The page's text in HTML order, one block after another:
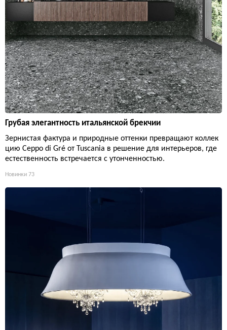
Грубая элегантность итальянской брекчии
Зернистая фактура и природные оттенки превращают коллек
цию Ceppo di Gré от Tuscania в решение для интерьеров, где
естественность встречается с утонченностью.
Новинки 73